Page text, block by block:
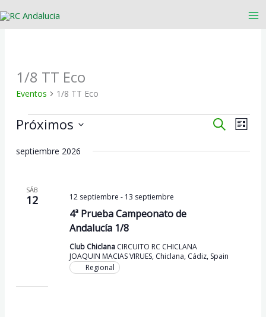
al
1/8 TT Eco
Eventos 1/8 TT Eco
Eventos
Navegación
búsqueda
Buscar
vistas
Lista
Próximos
la
septiembre 2026
SÁB
12
4ª Prueba Campeonato de
Andalucía 1/8
12 septiembre - 13 septiembre
Club Chiclana CIRCUITO RC CHICLANA
JOAQUIN MACIAS VIRUES, Chiclana, Cádiz, Spain
Regional